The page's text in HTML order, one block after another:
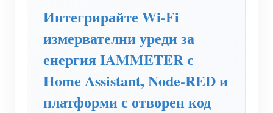
WiFi контролер за захранване
IAMMETER Cloud Pro
Услуга за самостоятелно хостване
Интегрирайте Wi-Fi
измервателни уреди за
енергия IAMMETER с
Home Assistant, Node-RED и
платформи с отворен код